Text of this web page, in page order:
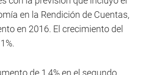
en la Rendición de Cuentas,
en 2016. El crecimiento del
de 1,4% en el segundo